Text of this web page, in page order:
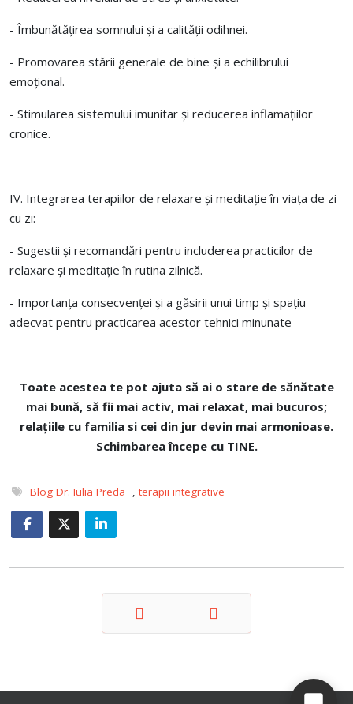
- Îmbunătățirea somnului și a calității odihnei.
- Promovarea stării generale de bine și a echilibrului
emoțional.
- Stimularea sistemului imunitar și reducerea inflamațiilor
cronice.
IV. Integrarea terapiilor de relaxare și meditație în viața de zi
cu zi:
- Sugestii și recomandări pentru includerea practicilor de
relaxare și meditație în rutina zilnică.
- Importanța consecvenței și a găsirii unui timp și spațiu
adecvat pentru practicarea acestor tehnici minunate
Toate acestea te pot ajuta să ai o stare de sănătate
mai bună, să fii mai activ, mai relaxat, mai bucuros;
relațiile cu familia si cei din jur devin mai armonioase.
Schimbarea începe cu TINE.
Blog Dr. Iulia Preda , terapii integrative